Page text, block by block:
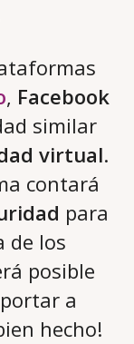
, Facebook
similar
virtual.
contará
para
de los
posible
a
hecho!